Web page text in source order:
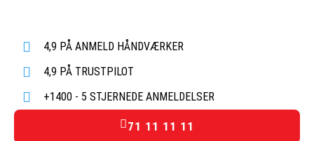
4,9 PÅ ANMELD HÅNDVÆRKER
4,9 PÅ TRUSTPILOT
+1400 - 5 STJERNEDE ANMELDELSER
71 11 11 11